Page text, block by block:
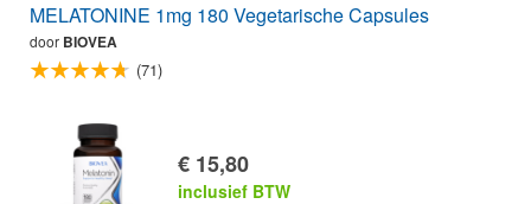
MELATONINE 1mg 180 Vegetarische Capsules
door BIOVEA
(71)
€ 15,80
inclusief BTW